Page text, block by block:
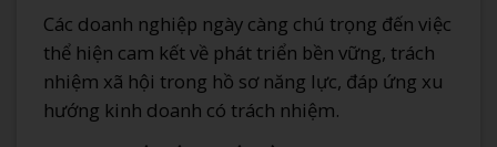
Các doanh nghiệp ngày càng chú trọng đến việc
thể hiện cam kết về phát triển bền vững, trách
nhiệm xã hội trong hồ sơ năng lực, đáp ứng xu
hướng kinh doanh có trách nhiệm.